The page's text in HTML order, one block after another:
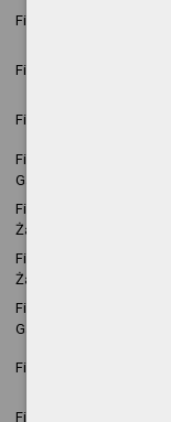
Filia Górny Taras
Filia w Pniewie
Filia w Wełtyniu
Filia publiczno-szkolna w
Gardnie
Filia publiczno-szkolna w
Żabnicy
Filia publiczno-szkolna w
Żabnicy
Filia publiczno-szkolna w
Gardnie
Filia w Wełtyniu
Filia w Pniewie